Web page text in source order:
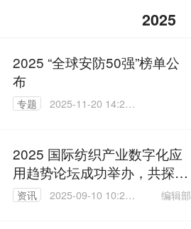
2025
2025 “全球安防50强”榜单公
布
专题
2025-11-20 14:22:
2025 国际纺织产业数字化应
用趋势论坛成功举办，共探产
业数智化转型新路径
资讯
2025-09-10 10:22:
编辑部